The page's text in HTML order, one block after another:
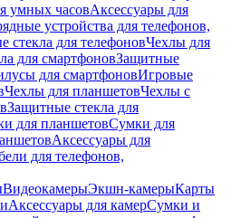
умных часовАксессуары для
устройства для телефонов,
стекла для телефоновЧехлы для
для смартфоновЗащитные
для смартфоновИгровые
Чехлы для планшетовЧехлы с
Защитные стекла для
для планшетовСумки для
Аксессуары для
для телефонов,
ВидеокамерыЭкшн-камерыКарты
Аксессуары для камерСумки и